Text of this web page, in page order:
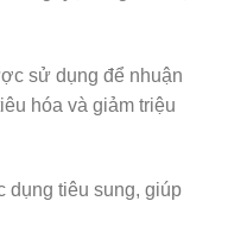
sử dụng để nhuận
hóa và giảm triệu
dụng tiêu sung, giúp